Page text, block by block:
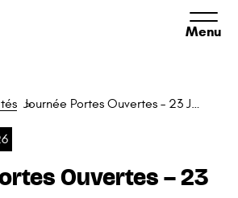
Journée Portes Ouvertes – 23 Juillet 2026 : Découvrez l’École Gustave
Ouvertes – 23